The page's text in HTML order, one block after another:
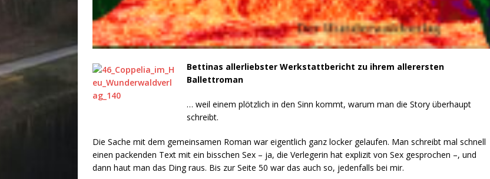
Bettinas allerliebster Werkstattbericht zu ihrem allerersten
Ballettroman
… weil einem plötzlich in den Sinn kommt, warum man die Story überhaupt
schreibt.
Die Sache mit dem gemeinsamen Roman war eigentlich ganz locker gelaufen. Man schreibt mal schnell
einen packenden Text mit ein bisschen Sex – ja, die Verlegerin hat explizit von Sex gesprochen –, und
dann haut man das Ding raus. Bis zur Seite 50 war das auch so, jedenfalls bei mir.